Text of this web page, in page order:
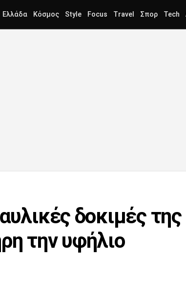
Ελλάδα Κόσμος Style Focus Travel Σπορ Tech
δοκιμές
την υφήλιο